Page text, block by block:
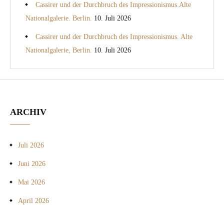
Cassirer und der Durchbruch des Impressionismus.Alte
Nationalgalerie. Berlin. 10. Juli 2026
Cassirer und der Durchbruch des Impressionismus. Alte
Nationalgalerie, Berlin. 10. Juli 2026
ARCHIV
Juli 2026
Juni 2026
Mai 2026
April 2026